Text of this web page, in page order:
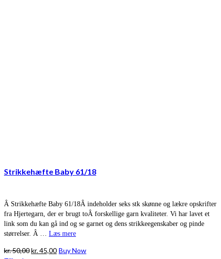
Strikkehæfte Baby 61/18
Â Strikkehæfte Baby 61/18Â indeholder seks stk skønne og lækre opskrifter
fra Hjertegarn, der er brugt toÂ forskellige garn kvaliteter. Vi har lavet et
link som du kan gå ind og se garnet og dens strikkeegenskaber og pinde
størrelser. Â … Læs mere
kr.50,00Den
kr.45,00Den
Buy Now